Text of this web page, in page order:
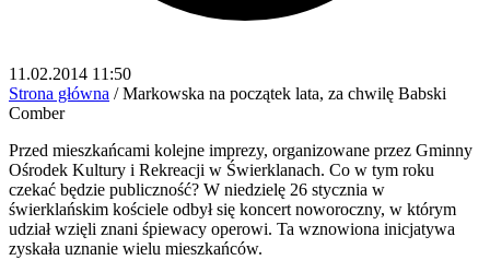
11.02.2014 11:50
Strona główna / Markowska na początek lata, za chwilę Babski
Comber
Przed mieszkańcami kolejne imprezy, organizowane przez Gminny
Ośrodek Kultury i Rekreacji w Świerklanach. Co w tym roku
czekać będzie publiczność? W niedzielę 26 stycznia w
świerklańskim kościele odbył się koncert noworoczny, w którym
udział wzięli znani śpiewacy operowi. Ta wznowiona inicjatywa
zyskała uznanie wielu mieszkańców.